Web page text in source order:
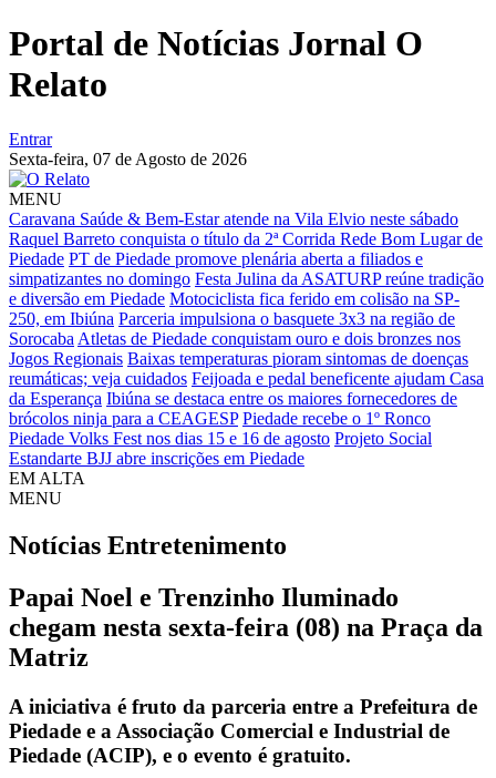
Portal de Notícias Jornal O
Relato
Entrar
Sexta-feira, 07 de Agosto de 2026
MENU
Caravana Saúde & Bem-Estar atende na Vila Elvio neste sábado
Raquel Barreto conquista o título da 2ª Corrida Rede Bom Lugar de
Piedade PT de Piedade promove plenária aberta a filiados e
simpatizantes no domingo Festa Julina da ASATURP reúne tradição
e diversão em Piedade Motociclista fica ferido em colisão na SP-
250, em Ibiúna Parceria impulsiona o basquete 3x3 na região de
Sorocaba Atletas de Piedade conquistam ouro e dois bronzes nos
Jogos Regionais Baixas temperaturas pioram sintomas de doenças
reumáticas; veja cuidados Feijoada e pedal beneficente ajudam Casa
da Esperança Ibiúna se destaca entre os maiores fornecedores de
brócolos ninja para a CEAGESP Piedade recebe o 1º Ronco
Piedade Volks Fest nos dias 15 e 16 de agosto Projeto Social
Estandarte BJJ abre inscrições em Piedade
EM ALTA
MENU
Notícias Entretenimento
Papai Noel e Trenzinho Iluminado
chegam nesta sexta-feira (08) na Praça da
Matriz
A iniciativa é fruto da parceria entre a Prefeitura de
Piedade e a Associação Comercial e Industrial de
Piedade (ACIP), e o evento é gratuito.